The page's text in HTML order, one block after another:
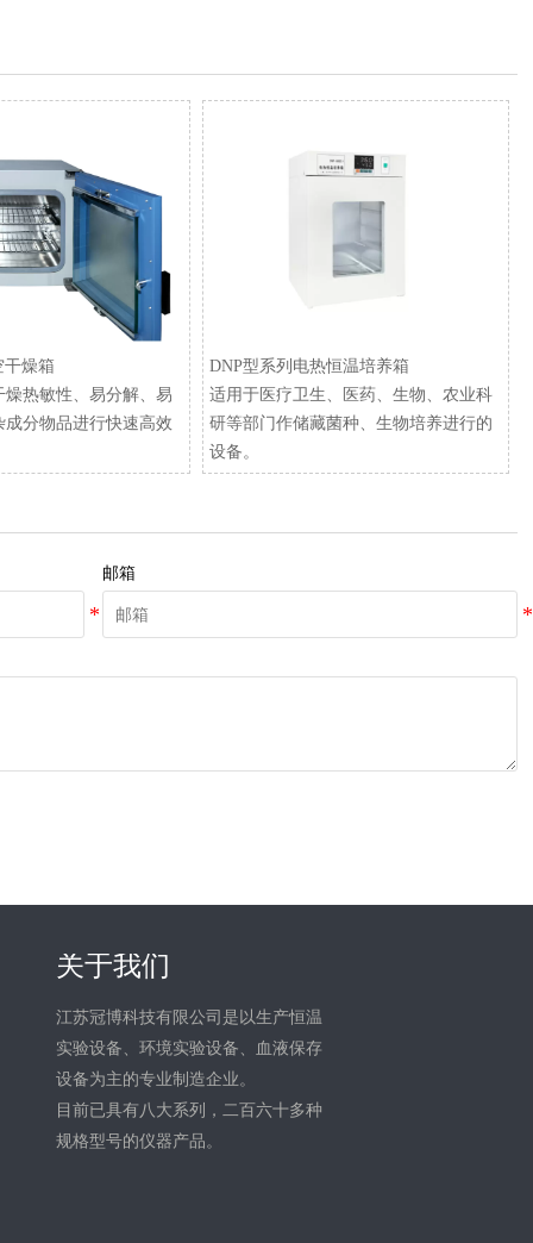
干燥箱
燥热敏性、易分解、易
成分物品进行快速高效
​DNP型系列电热恒温培养箱
适用于医疗卫生、医药、生物、农业科
研等部门作储藏菌种、生物培养进行的
设备。
邮箱
关于我们
江苏冠博科技有限公司是以生产恒温
实验设备、环境实验设备、血液保存
设备为主的专业制造企业。
目前已具有八大系列，二百六十多种
规格型号的仪器产品。